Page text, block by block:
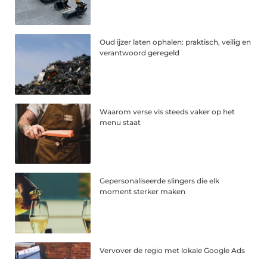
Oud ijzer laten ophalen: praktisch, veilig en
verantwoord geregeld
Waarom verse vis steeds vaker op het
menu staat
Gepersonaliseerde slingers die elk
moment sterker maken
Vervover de regio met lokale Google Ads